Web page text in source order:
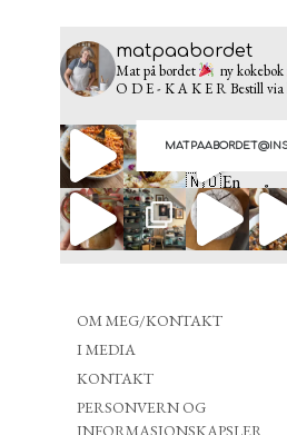
matpaabordet
Mat på bordet ny kokebok
O D E - K A K E RBestill
OM MEG/KONTAKT
I MEDIA
KONTAKT
PERSONVERN OG
INFORMASJONSKAPSLER